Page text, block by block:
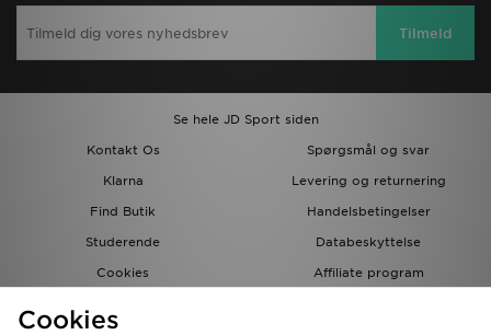
Tilmeld
Se hele JD Sport siden
Kontakt Os
Spørgsmål og svar
Klarna
Levering og returnering
Find Butik
Handelsbetingelser
Studerende
Databeskyttelse
Cookies
Affiliate program
Cookies